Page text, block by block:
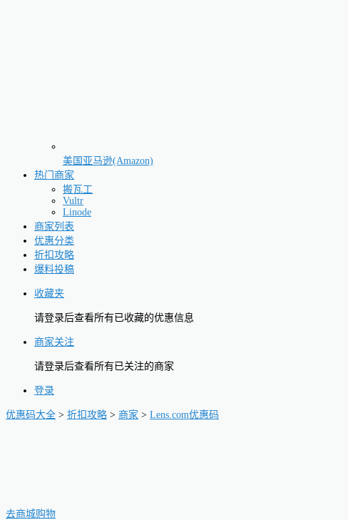
美国亚马逊(Amazon)
热门商家
搬瓦工
Vultr
Linode
商家列表
优惠分类
折扣攻略
爆料投稿
收藏夹
请登录后查看所有已收藏的优惠信息
商家关注
请登录后查看所有已关注的商家
登录
优惠码大全 > 折扣攻略 > 商家 > Lens.com优惠码
去商城购物